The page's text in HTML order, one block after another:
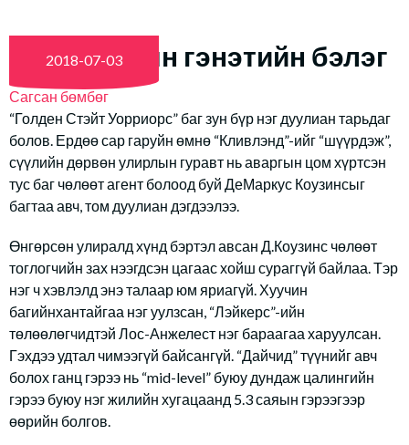
“Дайчид”-ын гэнэтийн бэлэг
Сагсан бөмбөг
2018-07-03
“Голден Стэйт Уорриорс” баг зун бүр нэг дуулиан тарьдаг
болов. Ердөө сар гаруйн өмнө “Кливлэнд”-ийг “шүүрдэж”,
сүүлийн дөрвөн улирлын гуравт нь аваргын цом хүртсэн
тус баг чөлөөт агент болоод буй ДеМаркус Коузинсыг
багтаа авч, том дуулиан дэгдээлээ.
Өнгөрсөн улиралд хүнд бэртэл авсан Д.Коузинс чөлөөт
тоглогчийн зах нээгдсэн цагаас хойш сураггүй байлаа. Тэр
нэг ч хэвлэлд энэ талаар юм яриагүй. Хуучин
багийнхантайгаа нэг уулзсан, “Лэйкерс”-ийн
төлөөлөгчидтэй Лос-Анжелест нэг бараагаа харуулсан.
Гэхдээ удтал чимээгүй байсангүй. “Дайчид” түүнийг авч
болох ганц гэрээ нь “mid-level” буюу дундаж цалингийн
гэрээ буюу нэг жилийн хугацаанд 5.3 саяын гэрээгээр
өөрийн болгов.